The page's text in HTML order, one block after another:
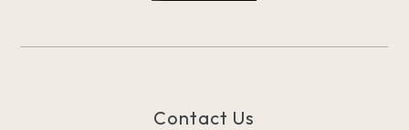
Contact Us